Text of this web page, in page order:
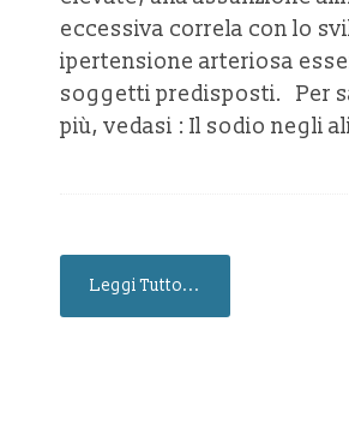
eccessiva correla con lo
ipertensione arteriosa
soggetti predisposti. Per
più, vedasi : Il sodio negli
Leggi Tutto...